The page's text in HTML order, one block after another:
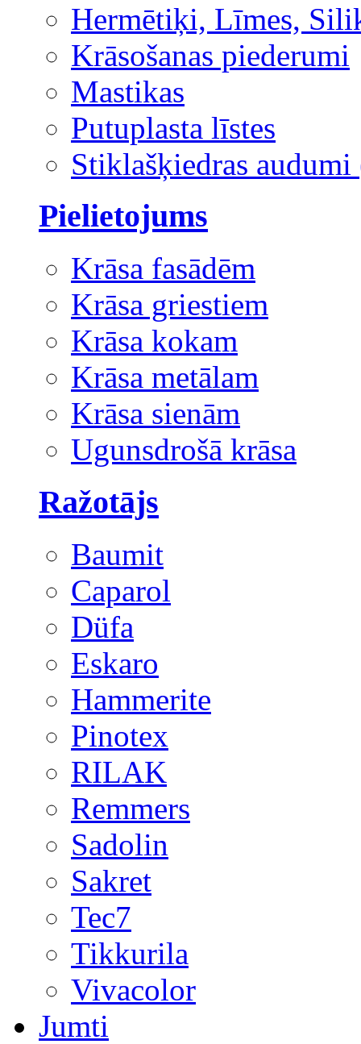
Hermētiķi, Līmes,
Krāsošanas piederumi
Mastikas
Putuplasta līstes
Stiklašķiedras audumi
Pielietojums
Krāsa fasādēm
Krāsa griestiem
Krāsa kokam
Krāsa metālam
Krāsa sienām
Ugunsdrošā krāsa
Ražotājs
Baumit
Caparol
Düfa
Eskaro
Hammerite
Pinotex
RILAK
Remmers
Sadolin
Sakret
Tec7
Tikkurila
Vivacolor
Jumti